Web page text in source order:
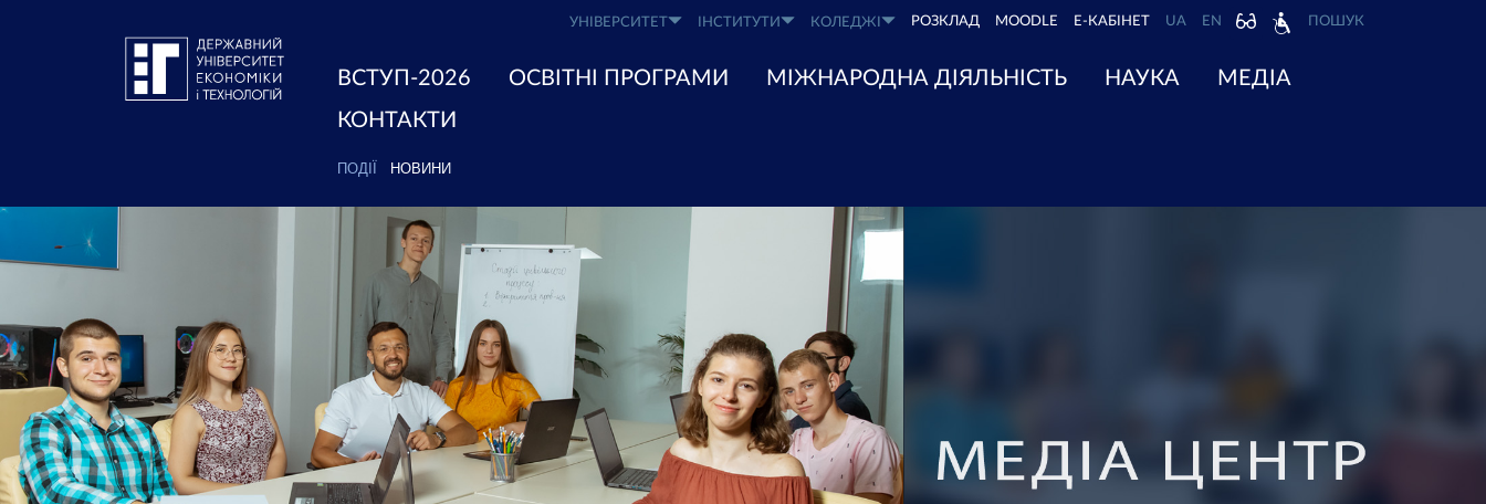
УНІВЕРСИТЕТ ІНСТИТУТИ КОЛЕДЖІ РОЗКЛАД MOODLE Е-КАБІНЕТ UA EN ПОШУК
ВСТУП-2026 ОСВІТНІ ПРОГРАМИ МІЖНАРОДНА ДІЯЛЬНІСТЬ НАУКА
МЕДІА
КОНТАКТИ
ПОДІЇ НОВИНИ